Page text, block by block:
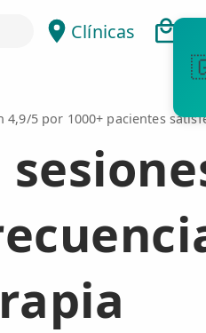
Clínicas
4,9/5 por 1000+ pacientes